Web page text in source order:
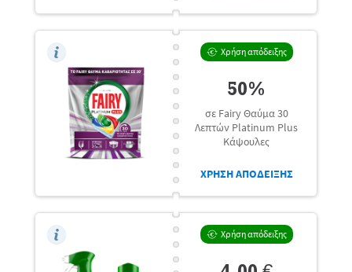
Χρήση απόδειξης
50%
σε Fairy Θαύμα 30
Λεπτών Platinum Plus
Κάψουλες
ΧΡΗΣΗ ΑΠΟΔΕΙΞΗΣ
Χρήση απόδειξης